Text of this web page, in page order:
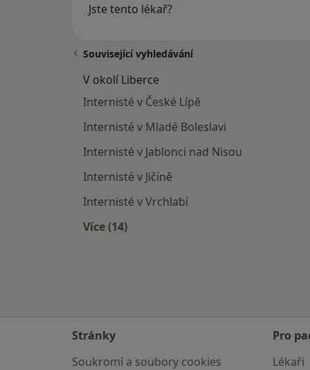
Jste tento lékař?
Související vyhledávání
V okolí Liberce
Internisté v České Lípě
Internisté v Mladé Boleslavi
Internisté v Jablonci nad Nisou
Internisté v Jičíně
Internisté v Vrchlabí
Více (14)
Stránky
Soukromí a soubory cookies
Pro
Lékaři